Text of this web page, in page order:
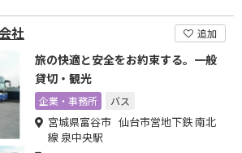
社 追加
旅の快適と安全をお約束する。一般
貸切・観光
企業・事務所 バス
宮城県富谷市 仙台市営地下鉄 南北
線 泉中央駅